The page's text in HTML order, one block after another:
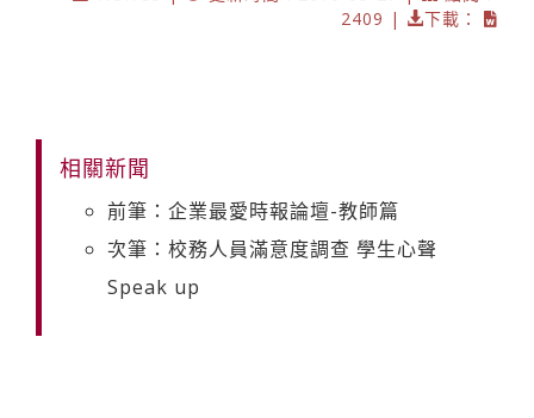
2409 |
下載：
相關新聞
前筆：企業最愛時報論壇-教師篇
次筆：校務人員滿意度調查 學生心聲
Speak up